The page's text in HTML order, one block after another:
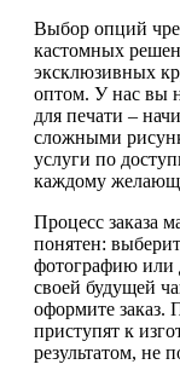
Выбор опций
кастомных
эксклюзивных
оптом. У нас вы
для печати –
сложными
услуги по
каждому
Процесс заказа
понятен:
фотографию или
своей будущей
оформите заказ.
приступят к
результатом, не